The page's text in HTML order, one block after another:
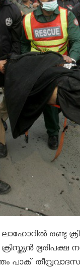
രണ്ടു
ക്രിസ്ത്യന്‍
പാക്